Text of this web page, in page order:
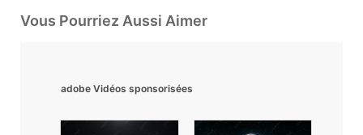
Vous Pourriez Aussi Aimer
adobe Vidéos sponsorisées